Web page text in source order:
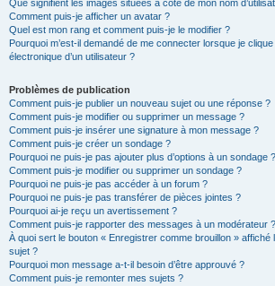
Que signifient les images situées à côté de mon nom
Comment puis-je afficher un avatar ?
Quel est mon rang et comment puis-je le modifier ?
Pourquoi m’est-il demandé de me connecter lorsque je
électronique d’un utilisateur ?
Problèmes de publication
Comment puis-je publier un nouveau sujet ou une réponse ?
Comment puis-je modifier ou supprimer un message ?
Comment puis-je insérer une signature à mon message ?
Comment puis-je créer un sondage ?
Pourquoi ne puis-je pas ajouter plus d’options à un sondage ?
Comment puis-je modifier ou supprimer un sondage ?
Pourquoi ne puis-je pas accéder à un forum ?
Pourquoi ne puis-je pas transférer de pièces jointes ?
Pourquoi ai-je reçu un avertissement ?
Comment puis-je rapporter des messages à un modérateur ?
À quoi sert le bouton « Enregistrer comme brouillon » affiché
sujet ?
Pourquoi mon message a-t-il besoin d’être approuvé ?
Comment puis-je remonter mes sujets ?